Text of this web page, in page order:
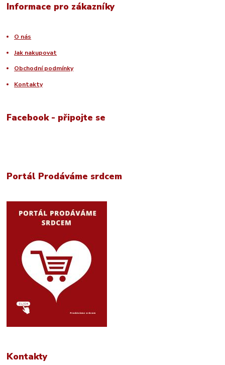
Informace pro zákazníky
O nás
Jak nakupovat
Obchodní podmínky
Kontakty
Facebook - připojte se
Portál Prodáváme srdcem
Kontakty